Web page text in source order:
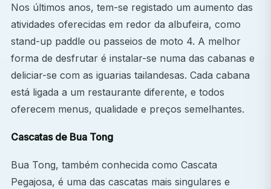
Nos últimos anos, tem-se registado um aumento das
atividades oferecidas em redor da albufeira, como
stand-up paddle ou passeios de moto 4. A melhor
forma de desfrutar é instalar-se numa das cabanas e
deliciar-se com as iguarias tailandesas. Cada cabana
está ligada a um restaurante diferente, e todos
oferecem menus, qualidade e preços semelhantes.
Cascatas de Bua Tong
Bua Tong, também conhecida como Cascata
Pegajosa, é uma das cascatas mais singulares e